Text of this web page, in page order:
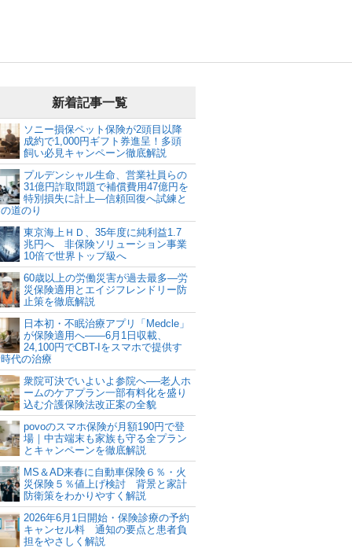
新着記事一覧
ソニー損保ペット保険が2頭目以降
成約で1,000円ギフト券進呈！多頭
飼い必見キャンペーン徹底解説
プルデンシャル生命、営業社員らの
31億円詐取問題で補償費用47億円を
特別損失に計上―信頼回復へ試練と
道のり
東京海上ＨＤ、35年度に純利益1.7
兆円へ 非保険ソリューション事業
10倍で世界トップ級へ
60歳以上の労働災害が過去最多―労
災保険適用とエイジフレンドリー防
止策を徹底解説
日本初・不眠治療アプリ「Medcle」
が保険適用へ――6月1日収載、
24,100円でCBT-Iをスマホで提供す
代の治療
衆院可決でいよいよ参院へ──老人ホ
ームのケアプラン一部有料化を盛り
込む介護保険法改正案の全貌
povoのスマホ保険が月額190円で登
場｜中古端末も家族も守る全プラン
とキャンペーンを徹底解説
MS＆AD来春に自動車保険６％・火
災保険５％値上げ検討 背景と家計
防衛策をわかりやすく解説
2026年6月1日開始・保険診療の予約
キャンセル料 通知の要点と患者負
担をやさしく解説